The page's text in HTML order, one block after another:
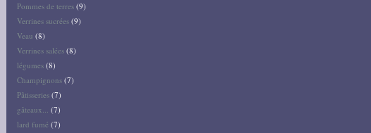
Pommes de terres (9)
Verrines sucrées (9)
Veau (8)
Verrines salées (8)
légumes (8)
Champignons (7)
Pâtisseries (7)
gâteaux... (7)
lard fumé (7)